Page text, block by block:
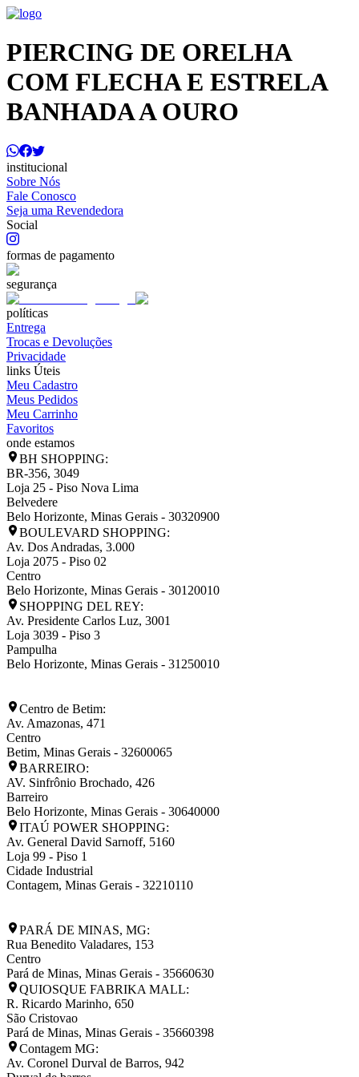
PIERCING DE ORELHA
COM FLECHA E ESTRELA
BANHADA A OURO
institucional
Sobre Nós
Fale Conosco
Seja uma Revendedora
Social
formas de pagamento
segurança
políticas
Entrega
Trocas e Devoluções
Privacidade
links Úteis
Meu Cadastro
Meus Pedidos
Meu Carrinho
Favoritos
onde estamos
BH SHOPPING:
BR-356, 3049
Loja 25 - Piso Nova Lima
Belvedere
Belo Horizonte, Minas Gerais - 30320900
BOULEVARD SHOPPING:
Av. Dos Andradas, 3.000
Loja 2075 - Piso 02
Centro
Belo Horizonte, Minas Gerais - 30120010
SHOPPING DEL REY:
Av. Presidente Carlos Luz, 3001
Loja 3039 - Piso 3
Pampulha
Belo Horizonte, Minas Gerais - 31250010
Centro de Betim:
Av. Amazonas, 471
Centro
Betim, Minas Gerais - 32600065
BARREIRO:
AV. Sinfrônio Brochado, 426
Barreiro
Belo Horizonte, Minas Gerais - 30640000
ITAÚ POWER SHOPPING:
Av. General David Sarnoff, 5160
Loja 99 - Piso 1
Cidade Industrial
Contagem, Minas Gerais - 32210110
PARÁ DE MINAS, MG:
Rua Benedito Valadares, 153
Centro
Pará de Minas, Minas Gerais - 35660630
QUIOSQUE FABRIKA MALL:
R. Ricardo Marinho, 650
São Cristovao
Pará de Minas, Minas Gerais - 35660398
Contagem MG:
Av. Coronel Durval de Barros, 942